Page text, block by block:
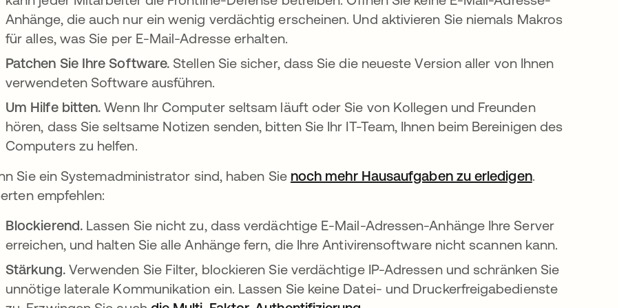
Anhänge, die auch nur ein wenig verdächtig erscheinen. Und aktivieren Sie niemals Makros
für alles, was Sie per E-Mail-Adresse erhalten.
Patchen Sie Ihre Software. Stellen Sie sicher, dass Sie die neueste Version aller von Ihnen
verwendeten Software ausführen.
Um Hilfe bitten.Wenn Ihr Computer seltsam läuft oder Sie von Kollegen und Freunden
hören, dass Sie seltsame Notizen senden, bitten Sie Ihr IT-Team, Ihnen beim Bereinigen des
Computers zu helfen.
Sie ein Systemadministrator sind, haben Sie noch mehr Hausaufgaben zu erledigenwird in einer
.
empfehlen:
Blockierend. Lassen Sie nicht zu, dass verdächtige E-Mail-Adressen-Anhänge Ihre Server
erreichen, und halten Sie alle Anhänge fern, die Ihre Antivirensoftware nicht scannen kann.
Stärkung. Verwenden Sie Filter, blockieren Sie verdächtige IP-Adressen und schränken Sie
unnötige laterale Kommunikation ein. Lassen Sie keine Datei- und Druckerfreigabedienste